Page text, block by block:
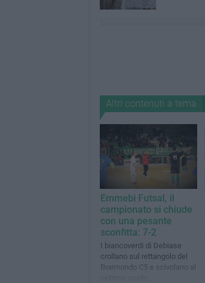
Altri contenuti a tema
Emmebi Futsal, il
campionato si chiude
con una pesante
sconfitta: 7-2
I biancoverdi di Debiase
crollano sul rettangolo del
Boemondo C5 e scivolano al